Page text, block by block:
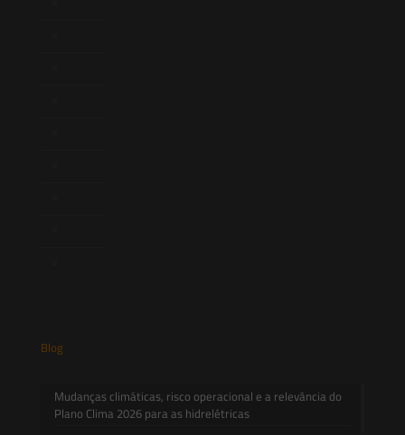
Blog
Mudanças climáticas, risco operacional e a relevância do
Plano Clima 2026 para as hidrelétricas